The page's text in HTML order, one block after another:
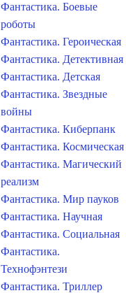
Фантастика. Боевые
роботы
Фантастика. Героическая
Фантастика. Детективная
Фантастика. Детская
Фантастика. Звездные
войны
Фантастика. Киберпанк
Фантастика. Космическая
Фантастика. Магический
реализм
Фантастика. Мир пауков
Фантастика. Научная
Фантастика. Социальная
Фантастика.
Технофэнтези
Фантастика. Триллер